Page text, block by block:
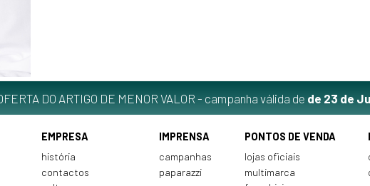
DO ARTIGO DE MENOR VALOR - campanha válida de de 23 de
EMPRESA
história
contactos
IMPRENSA
campanhas
paparazzi
PONTOS DE VENDA
lojas oficiais
multimarca